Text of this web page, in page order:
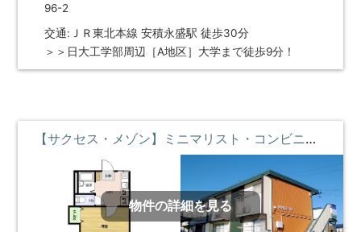
96-2
交通:ＪＲ東北本線 安積永盛駅 徒歩30分
＞＞日大工学部周辺［A地区］大学まで徒歩9分！
【サクセス・メゾン】ミニマリスト・コンビニとスーパー近く ①階 **即入居募集中**
物件の詳細を見る